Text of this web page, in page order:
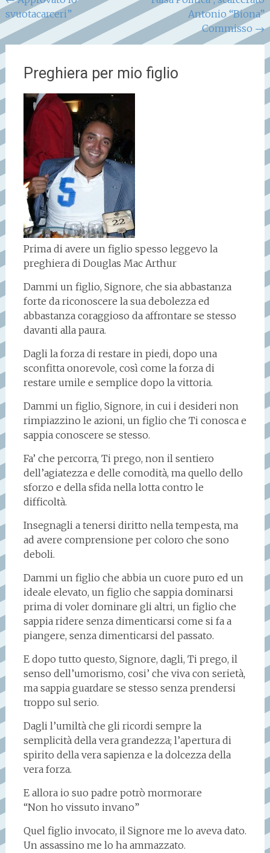
articoli
svuotacarceri”
Antonio “Biona”
Commisso →
Preghiera per mio figlio
Prima di avere un figlio spesso leggevo la
preghiera di Douglas Mac Arthur
Dammi un figlio, Signore, che sia abbastanza
forte da riconoscere la sua debolezza ed
abbastanza coraggioso da affrontare se stesso
davanti alla paura.
Dagli la forza di restare in piedi, dopo una
sconfitta onorevole, così come la forza di
restare umile e semplice dopo la vittoria.
Dammi un figlio, Signore, in cui i desideri non
rimpiazzino le azioni, un figlio che Ti conosca e
sappia conoscere se stesso.
Fa’ che percorra, Ti prego, non il sentiero
dell’agiatezza e delle comodità, ma quello dello
sforzo e della sfida nella lotta contro le
difficoltà.
Insegnagli a tenersi diritto nella tempesta, ma
ad avere comprensione per coloro che sono
deboli.
Dammi un figlio che abbia un cuore puro ed un
ideale elevato, un figlio che sappia dominarsi
prima di voler dominare gli altri, un figlio che
sappia ridere senza dimenticarsi come si fa a
piangere, senza dimenticarsi del passato.
E dopo tutto questo, Signore, dagli, Ti prego, il
senso dell’umorismo, cosi’ che viva con serietà,
ma sappia guardare se stesso senza prendersi
troppo sul serio.
Dagli l’umiltà che gli ricordi sempre la
semplicità della vera grandezza; l’apertura di
spirito della vera sapienza e la dolcezza della
vera forza.
E allora io suo padre potrò mormorare
“Non ho vissuto invano”
Quel figlio invocato, il Signore me lo aveva dato.
Un assassino me lo ha ammazzato.